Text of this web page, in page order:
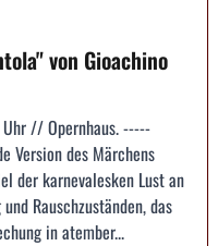
von Gioachino
// Opernhaus. -----
Version des Märchens
der karnevalesken Lust an
Rauschzuständen, das
in atember...